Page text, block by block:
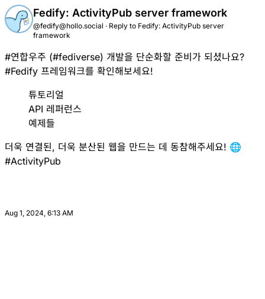
Fedify: ActivityPub server framework
@fedify@hollo.social · Reply to Fedify: ActivityPub server
framework
#연합우주 (#fediverse) 개발을 단순화할 준비가 되셨나요?
#Fedify 프레임워크를 확인해보세요!
튜토리얼
API 레퍼런스
예제들
더욱 연결된, 더욱 분산된 웹을 만드는 데 동참해주세요! 🌐
#ActivityPub
Aug 1, 2024, 6:13 AM